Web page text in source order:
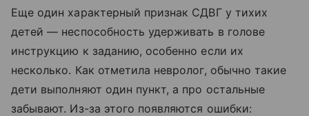
Еще один характерный признак СДВГ у тихих
детей — неспособность удерживать в голове
инструкцию к заданию, особенно если их
несколько. Как отметила невролог, обычно такие
дети выполняют один пункт, а про остальные
забывают. Из-за этого появляются ошибки: